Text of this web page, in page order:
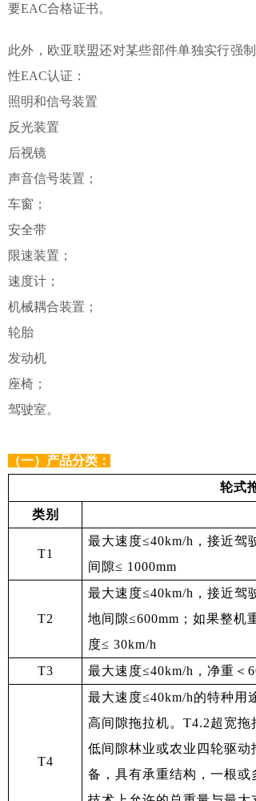
要EAC合格证书。
此外，欧亚联盟还对某些部件单独实行强制
性EAC认证：
照明和信号装置
反光装置
后视镜
声音信号装置；
车窗；
安全带
限速装置；
速度计；
机械耦合装置；
轮胎
发动机
座椅；
驾驶室。
（一）产品分类：
轮式
类别
T1
最大速度≤40km/h，接近驾
间隙≤ 1000mm
T2
最大速度≤40km/h，接近驾
地间隙≤600mm；如果整机
度≤ 30km/h
T3
最大速度≤40km/h，净重＜
T4
最大速度≤40km/h的特种用
高间隙拖拉机。T4.2超宽
低间隙林业或农业四轮驱
备，具有承重结构，一根